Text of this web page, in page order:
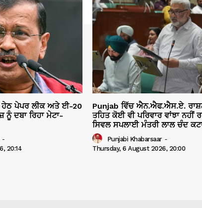
ਹੇਠ ਪੇਪਰ ਲੀਕ ਅਤੇ ਈ-20
ਨੂੰ ਦਬਾ ਰਿਹਾ ਮੇਟਾ-
-
20:14
Punjab ਵਿੱਚ ਐਨ.ਐਫ.ਐਸ.ਏ.
ਤਹਿਤ ਕੋਈ ਵੀ ਪਰਿਵਾਰ ਵਾਂਝਾ ਨਹੀਂ
ਸਿਵਲ ਸਪਲਾਈ ਮੰਤਰੀ ਲਾਲ ਚੰਦ
Punjabi Khabarsaar -
Thursday, 6 August 2026, 20:00